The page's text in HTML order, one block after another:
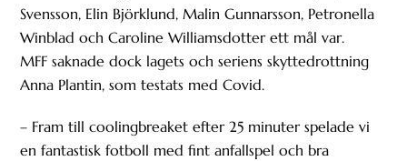
Svensson, Elin Björklund, Malin Gunnarsson, Petronella
Winblad och Caroline Williamsdotter ett mål var.
MFF saknade dock lagets och seriens skyttedrottning
Anna Plantin, som testats med Covid.
– Fram till coolingbreaket efter 25 minuter spelade vi
en fantastisk fotboll med fint anfallspel och bra